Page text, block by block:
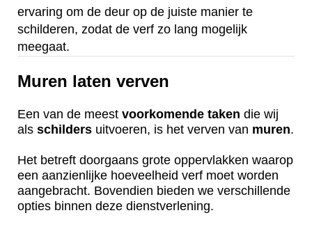
ervaring om de deur op de juiste manier te
schilderen, zodat de verf zo lang mogelijk
meegaat.
Muren laten verven
Een van de meest voorkomende taken die wij
als schilders uitvoeren, is het verven van muren.
Het betreft doorgaans grote oppervlakken waarop
een aanzienlijke hoeveelheid verf moet worden
aangebracht. Bovendien bieden we verschillende
opties binnen deze dienstverlening.